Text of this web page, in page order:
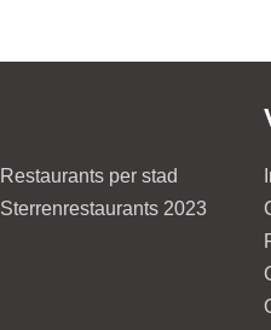
Restaurants per stad
Sterrenrestaurants 2023